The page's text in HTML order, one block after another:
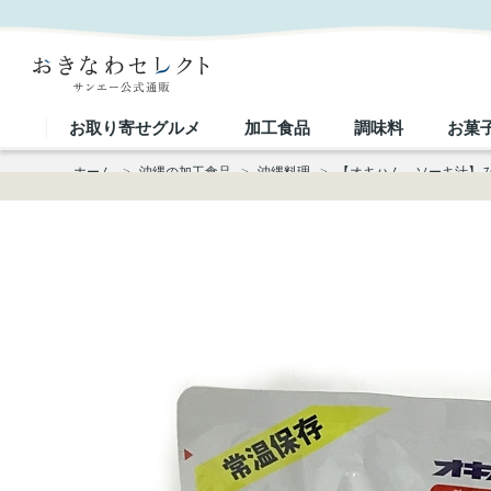
お取り寄せグルメ 加工食品 調味料 お菓
ホーム > 沖縄の加工食品 > 沖縄料理 > 【オキハム ソーキ汁】